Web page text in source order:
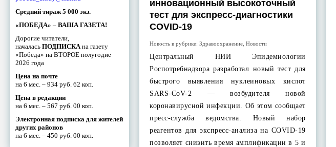
Средний тираж 5 000 экз.
«ПОБЕДА» – ВАША ГАЗЕТА!
Дорогие читатели,
началась ПОДПИСКА на газету
«Победа» на ВТОРОЕ полугодие
2026 года
Цена на почте
на 6 мес. – 934 руб. 62 коп.
Цена в редакции
на 6 мес. – 567 руб. 00 коп.
Электронная подписка для жителей
других районов
на 6 мес. – 450 руб. 00 коп.
инновационный высокоточный
тест для экспресс-диагностики
COVID-19
Новость в рубрике:Здравоохранение ,Новости
Центральный НИИ Эпидемиологии
Роспотребнадзора разработал новый тест для
быстрого выявления нуклеиновых кислот
SARS-CoV-2 — возбудителя новой
коронавирусной инфекции. Об этом сообщает
пресс-служба ведомства. Новый набор
реагентов для экспресс-анализа на COVID-19
позволяет снизить время амплификации в 5 и